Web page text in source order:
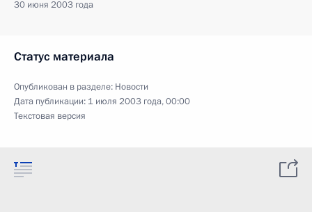
30 июня 2003 года
Статус материала
Опубликован в разделе: Новости
Дата публикации: 1 июля 2003 года, 00:00
Текстовая версия